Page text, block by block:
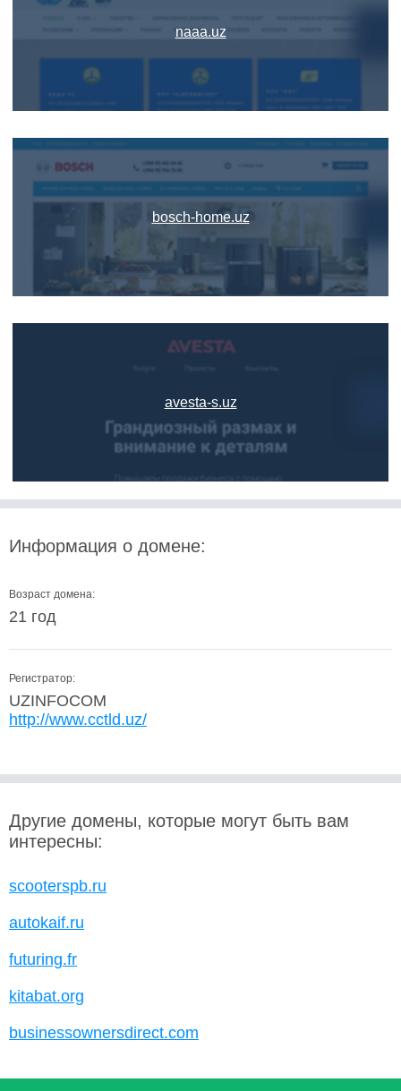
naaa.uz
bosch-home.uz
avesta-s.uz
Информация о домене:
Возраст домена:
21 год
Регистратор:
UZINFOCOM
http://www.cctld.uz/
Другие домены, которые могут быть вам
интересны:
scooterspb.ru
autokaif.ru
futuring.fr
kitabat.org
businessownersdirect.com